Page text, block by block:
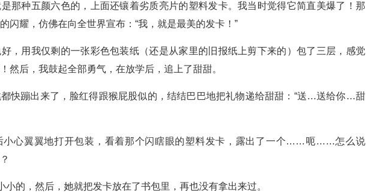
那种五颜六色的，上面还镶着劣质亮片的塑料发卡。我当时觉得它简直美爆了！那
闪耀，仿佛在向全世界宣布：“我，就是最美的发卡！”
，用我仅剩的一张彩色包装纸（还是从家里的旧报纸上剪下来的）包了三层，感觉
然后，我鼓起全部勇气，在放学后，追上了甜甜。
快蹦出来了，脸红得跟猴屁股似的，结结巴巴地把礼物递给甜甜：“送…送给你…甜
小心翼翼地打开包装，看着那个闪瞎眼的塑料发卡，露出了一个……呃……怎么说
小的，然后，她就把发卡放在了书包里，再也没有拿出来过。